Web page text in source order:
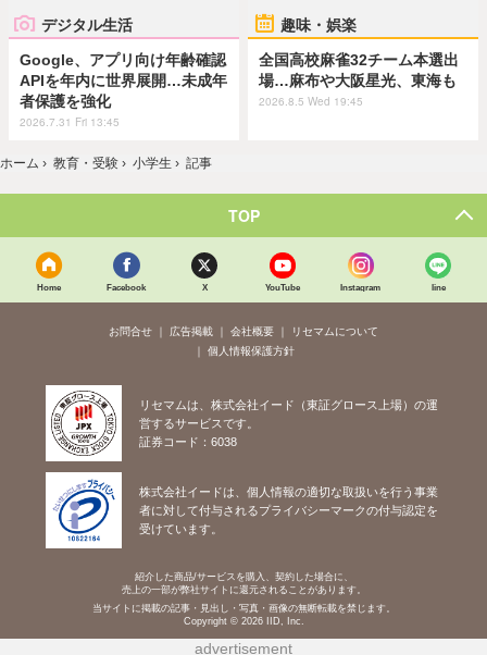
デジタル生活
Google、アプリ向け年齢確認
APIを年内に世界展開…未成年
者保護を強化
2026.7.31 Fri 13:45
趣味・娯楽
全国高校麻雀32チーム本選出
場…麻布や大阪星光、東海も
2026.8.5 Wed 19:45
ホーム › 教育・受験 › 小学生 › 記事
TOP
Home Facebook X YouTube Instagram line
お問合せ 広告掲載 会社概要
リセマムについて
個人情報保護方針
リセマムは、株式会社イード（東証グロース上場）の運
営するサービスです。
証券コード：6038
株式会社イードは、個人情報の適切な取扱いを行う事業
者に対して付与されるプライバシーマークの付与認定を
受けています。
紹介した商品/サービスを購入、契約した場合に、
売上の一部が弊社サイトに還元されることがあります。
当サイトに掲載の記事・見出し・写真・画像の無断転載を禁じます。
Copyright © 2026 IID, Inc.
advertisement